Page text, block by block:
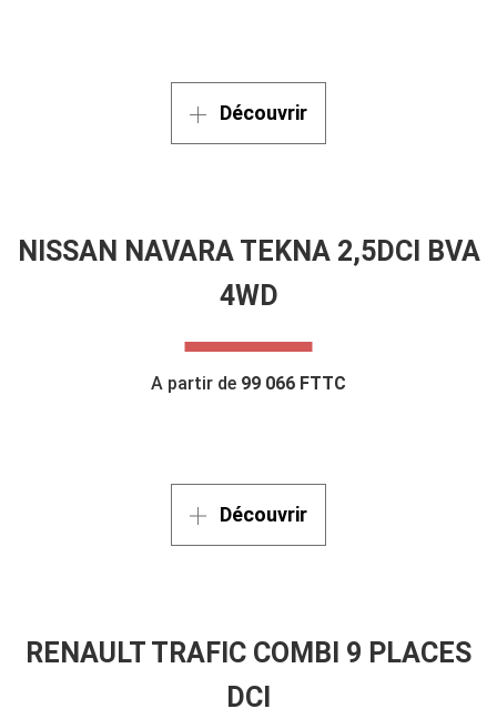
Découvrir
NISSAN NAVARA TEKNA 2,5DCI BVA
4WD
A partir de 99 066 FTTC
Découvrir
RENAULT TRAFIC COMBI 9 PLACES
DCI